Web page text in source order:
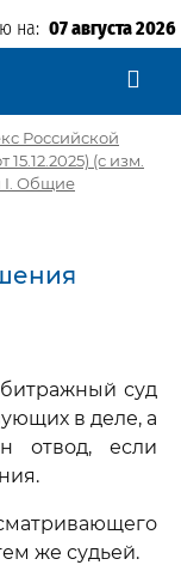
на: 07 августа 2026
Российской
(с изм.
I. Общие
суд
в деле, а
отвод, если
же судьей.